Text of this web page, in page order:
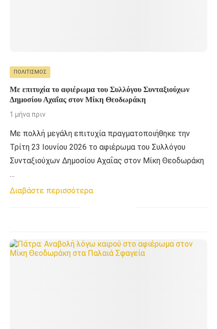
ΠΟΛΙΤΙΣΜΌΣ
Με επιτυχία το αφιέρωμα του Συλλόγου Συνταξιούχων
Δημοσίου Αχαΐας στον Μίκη Θεοδωράκη
1 μήνα πριν
Με πολλή μεγάλη επιτυχία πραγματοποιήθηκε την
Τρίτη 23 Ιουνίου 2026 το αφιέρωμα του Συλλόγου
Συνταξιούχων Δημοσίου Αχαΐας στον Μίκη Θεοδωράκη
…
Διαβάστε περισσότερα